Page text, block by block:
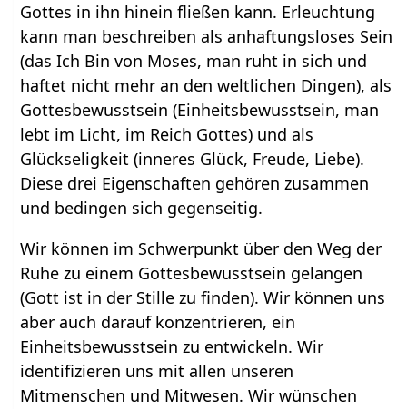
Gottes in ihn hinein fließen kann. Erleuchtung
kann man beschreiben als anhaftungsloses Sein
(das Ich Bin von Moses, man ruht in sich und
haftet nicht mehr an den weltlichen Dingen), als
Gottesbewusstsein (Einheitsbewusstsein, man
lebt im Licht, im Reich Gottes) und als
Glückseligkeit (inneres Glück, Freude, Liebe).
Diese drei Eigenschaften gehören zusammen
und bedingen sich gegenseitig.
Wir können im Schwerpunkt über den Weg der
Ruhe zu einem Gottesbewusstsein gelangen
(Gott ist in der Stille zu finden). Wir können uns
aber auch darauf konzentrieren, ein
Einheitsbewusstsein zu entwickeln. Wir
identifizieren uns mit allen unseren
Mitmenschen und Mitwesen. Wir wünschen